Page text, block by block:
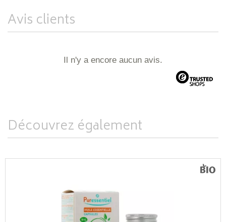
Avis clients
Il n'y a encore aucun avis.
Découvrez également